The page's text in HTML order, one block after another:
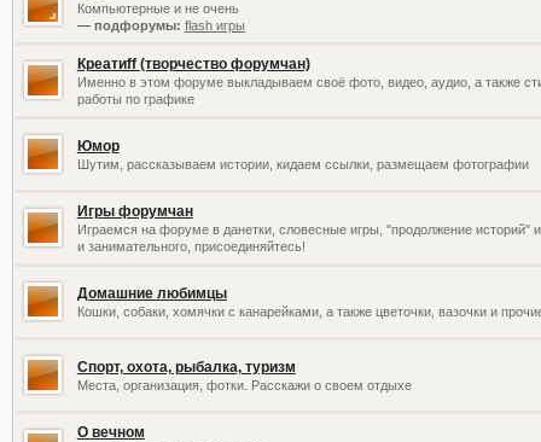
Компьютерные и не очень
— подфорумы: flash игры
Креатиff (творчество форумчан)
Именно в этом форуме выкладываем своё фото, видео, аудио, а также
работы по графике
Юмор
Шутим, рассказываем истории, кидаем ссылки, размещаем фотографии
Игры форумчан
Играемся на форуме в данетки, словесные игры, "продолжение историй"
и занимательного, присоединяйтесь!
Домашние любимцы
Кошки, собаки, хомячки с канарейками, а также цветочки, вазочки и
Спорт, охота, рыбалка, туризм
Места, организация, фотки. Расскажи о своем отдыхе
О вечном